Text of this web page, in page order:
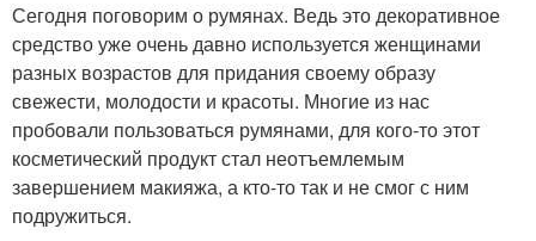
Сегодня поговорим о румянах. Ведь это декоративное
средство уже очень давно используется женщинами
разных возрастов для придания своему образу
свежести, молодости и красоты. Многие из нас
пробовали пользоваться румянами, для кого-то этот
косметический продукт стал неотъемлемым
завершением макияжа, а кто-то так и не смог с ним
подружиться.